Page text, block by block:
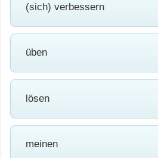
(sich) verbessern
üben
lösen
meinen